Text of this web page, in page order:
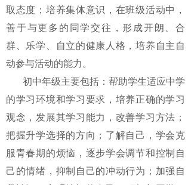
取态度；培养集体意识，在班级活动中，
善于与更多的同学交往，形成开朗、合
群、乐学、自立的健康人格，培养自主自
动参与活动的能力。
初中年级主要包括：帮助学生适应中学
的学习环境和学习要求，培养正确的学习
观念，发展其学习能力，改善学习方法；
把握升学选择的方向；了解自己，学会克
服青春期的烦恼，逐步学会调节和控制自
己的情绪，抑制自己的冲动行为；加强自